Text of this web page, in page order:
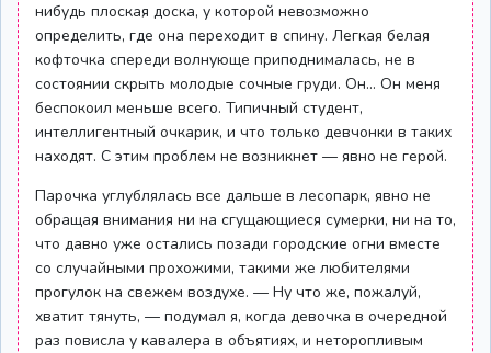
нибудь плоская доска, у которой невозможно
определить, где она переходит в спину. Легкая белая
кофточка спереди волнующе приподнималась, не в
состоянии скрыть молодые сочные груди. Он... Он меня
беспокоил меньше всего. Типичный студент,
интеллигентный очкарик, и что только девчонки в таких
находят. С этим проблем не возникнет — явно не герой.
Парочка углублялась все дальше в лесопарк, явно не
обращая внимания ни на сгущающиеся сумерки, ни на то,
что давно уже остались позади городские огни вместе
со случайными прохожими, такими же любителями
прогулок на свежем воздухе. — Ну что же, пожалуй,
хватит тянуть, — подумал я, когда девочка в очередной
раз повисла у кавалера в объятиях, и неторопливым